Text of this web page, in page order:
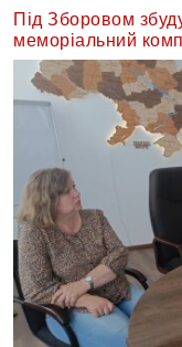
Під Зборовом
меморіальний